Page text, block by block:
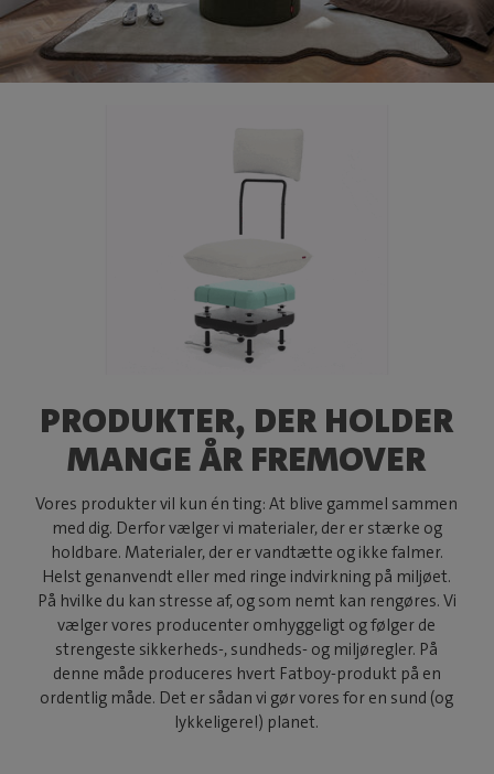
PRODUKTER, DER HOLDER
MANGE ÅR FREMOVER
Vores produkter vil kun én ting: At blive gammel sammen
med dig. Derfor vælger vi materialer, der er stærke og
holdbare. Materialer, der er vandtætte og ikke falmer.
Helst genanvendt eller med ringe indvirkning på miljøet.
På hvilke du kan stresse af, og som nemt kan rengøres. Vi
vælger vores producenter omhyggeligt og følger de
strengeste sikkerheds-, sundheds- og miljøregler. På
denne måde produceres hvert Fatboy-produkt på en
ordentlig måde. Det er sådan vi gør vores for en sund (og
lykkeligere!) planet.